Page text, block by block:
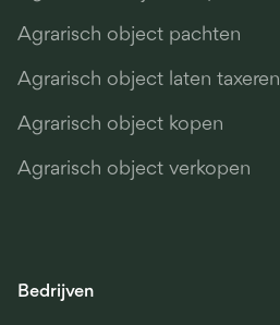
Agrarisch object pachten
Agrarisch object laten taxeren
Agrarisch object kopen
Agrarisch object verkopen
Bedrijven